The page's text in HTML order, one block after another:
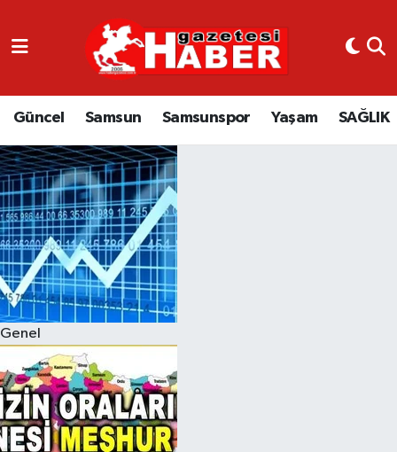
Güncel Samsun Samsunspor Yaşam SAĞLIK
Genel
GÜNCEL
SAMSUN
SAMSUNSPOR
EKONOMİ
YAŞAM